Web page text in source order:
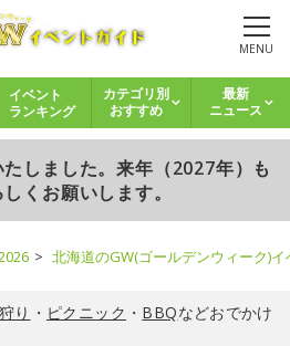
MENU
イベント
ランキング
カテゴリ別
おすすめ
最新
ニュース
しました。来年（2027年）も
くお願いします。
北海道のGW(ゴールデンウィーク)
り ・ ピクニック ・ BBQなどおでかけ